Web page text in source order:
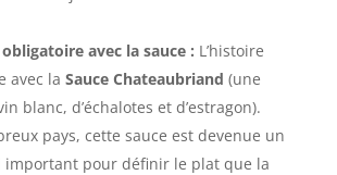
avec la sauce : L’histoire
avec la Sauce Chateaubriand (une
blanc, d’échalotes et d’estragon).
pays, cette sauce est devenue un
important pour définir le plat que la